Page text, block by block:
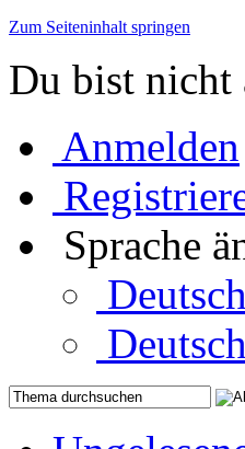
Zum Seiteninhalt springen
Du bist nicht
Anmelden
Sprache
Deutsch